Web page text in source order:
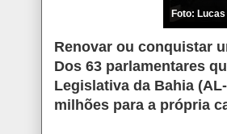
Foto:
Renovar ou conquistar
Dos 63 parlamentares
Legislativa da Bahia
milhões para a própria